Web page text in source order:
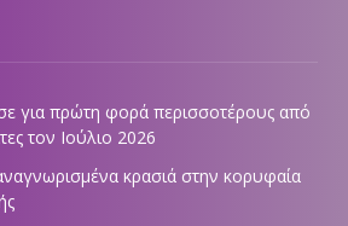
για πρώτη φορά περισσοτέρους από
τον Ιούλιο 2026
κρασιά στην κορυφαία